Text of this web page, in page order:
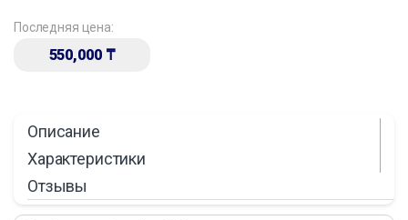
Последняя цена:
550,000 ₸
Описание
Характеристики
Отзывы